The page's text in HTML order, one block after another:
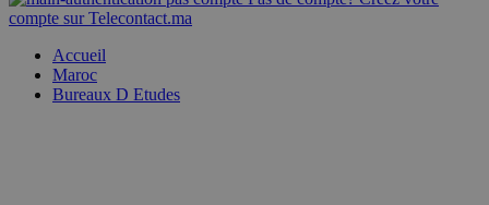
compte sur Telecontact.ma
Accueil
Maroc
Bureaux D Etudes